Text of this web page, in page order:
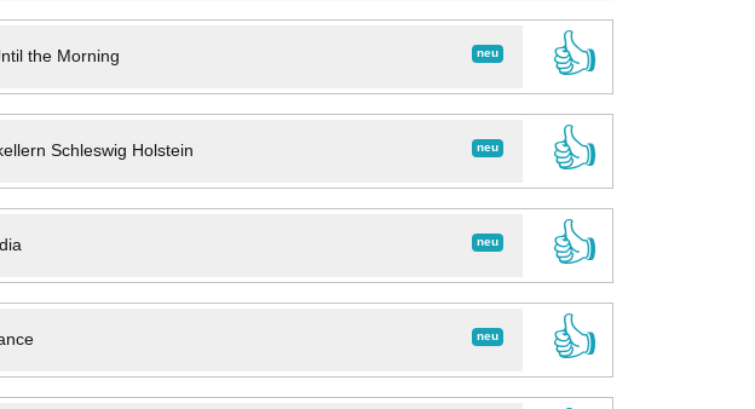
neu
the Morning
👍
neu
Schleswig Holstein
👍
neu
👍
neu
👍